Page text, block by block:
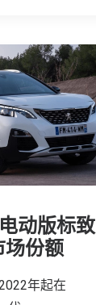
动版标致
场份额
年起在